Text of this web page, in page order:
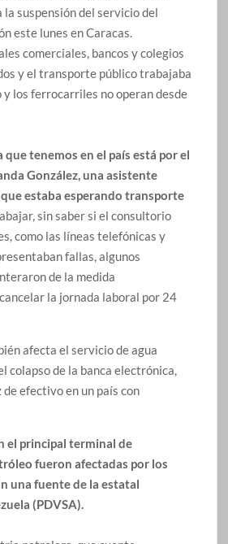
la suspensión del servicio del
este lunes en Caracas.
comerciales, bancos y colegios
y el transporte público trabajaba
y los ferrocarriles no operan desde
que tenemos en el país está por el
González, una asistente
estaba esperando transporte
sin saber si el consultorio
como las líneas telefónicas y
fallas, algunos
de la medida
la jornada laboral por 24
afecta el servicio de agua
colapso de la banca electrónica,
efectivo en un país con
el principal terminal de
fueron afectadas por los
una fuente de la estatal
(PDVSA).